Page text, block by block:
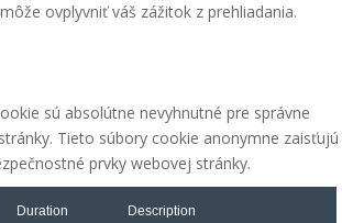
ovplyvniť váš zážitok z prehliadania.
sú absolútne nevyhnutné pre správne
Tieto súbory cookie anonymne zaisťujú
prvky webovej stránky.
Duration Description